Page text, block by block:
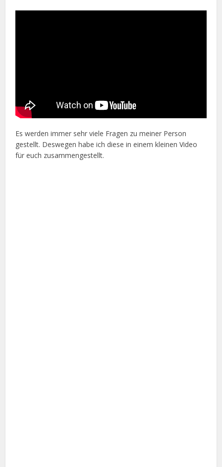
Es werden immer sehr viele Fragen zu meiner Person
gestellt. Deswegen habe ich diese in einem kleinen Video
für euch zusammengestellt.